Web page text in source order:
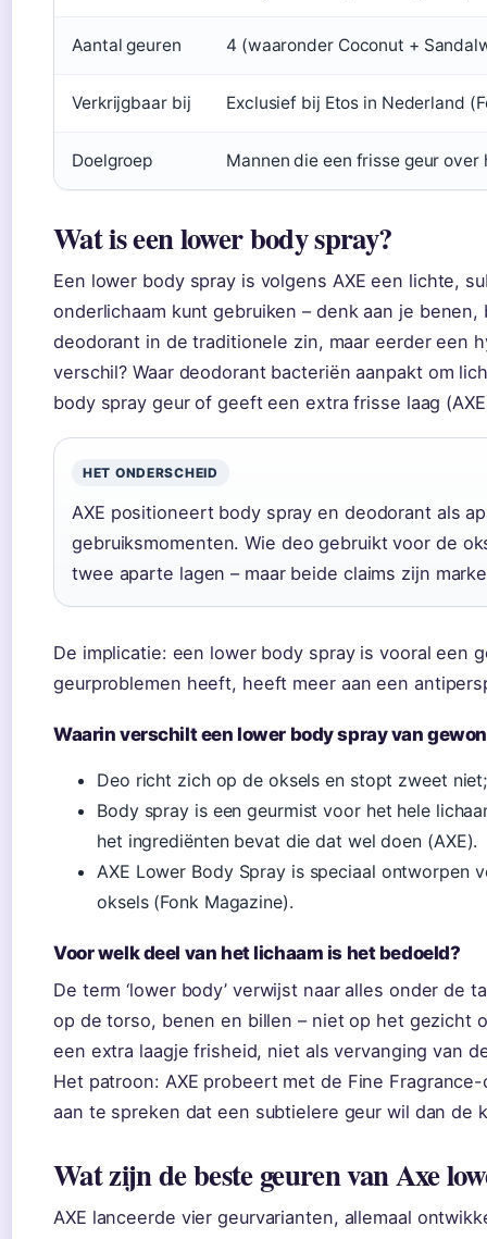
Aantal geuren 4 (waaronder Coconut +
Verkrijgbaar bij Exclusief bij Etos in Nederland
Doelgroep Mannen die een frisse geur
Wat is een lower body spray?
Een lower body spray is volgens AXE een lichte,
onderlichaam kunt gebruiken – denk aan je
deodorant in de traditionele zin, maar eerder een
verschil? Waar deodorant bacteriën aanpakt om
body spray geur of geeft een extra frisse laag
HET ONDERSCHEID
AXE positioneert body spray en deodorant als
gebruiksmomenten. Wie deo gebruikt voor de
twee aparte lagen – maar beide claims zijn
De implicatie: een lower body spray is vooral een
geurproblemen heeft, heeft meer aan een
Waarin verschilt een lower body spray van
Deo richt zich op de oksels en stopt zweet
Body spray is een geurmist voor het hele
het ingrediënten bevat die dat wel doen (AXE).
AXE Lower Body Spray is speciaal ontworpen
oksels (Fonk Magazine).
Voor welk deel van het lichaam is het bedoeld?
De term ‘lower body’ verwijst naar alles onder de
op de torso, benen en billen – niet op het gezicht
een extra laagje frisheid, niet als vervanging van
Het patroon: AXE probeert met de Fine
aan te spreken dat een subtielere geur wil dan de
Wat zijn de beste geuren van Axe
AXE lanceerde vier geurvarianten, allemaal